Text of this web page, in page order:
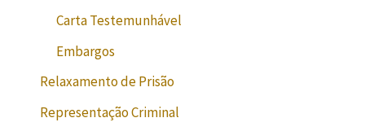
Carta Testemunhável
Embargos
Relaxamento de Prisão
Representação Criminal